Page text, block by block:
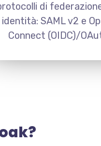
di
identità: SAML v2 e
Connect (OIDC)/